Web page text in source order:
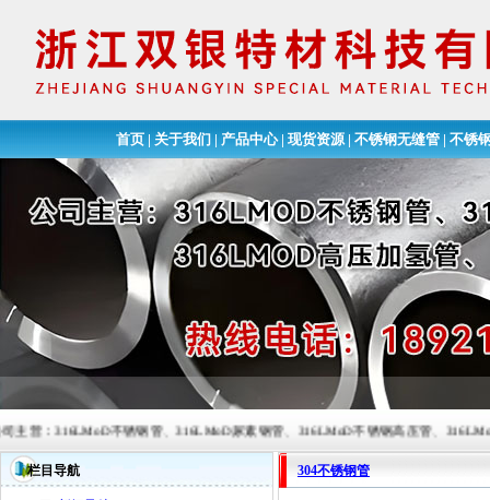
首页 | 关于我们 | 产品中心| 现货资源| 不锈钢无缝管 | 不锈
营：316LMoD不锈钢管、316LMoD尿素钢管、316LMoD不锈钢高压管、
栏目导航 304不锈钢管